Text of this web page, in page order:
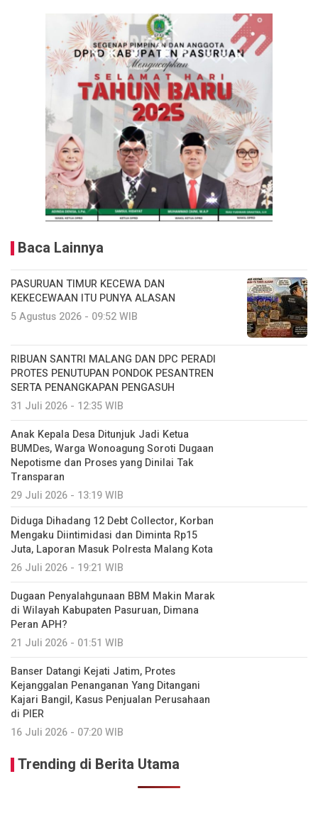
Baca Lainnya
PASURUAN TIMUR KECEWA DAN
KEKECEWAAN ITU PUNYA ALASAN
5 Agustus 2026 - 09:52 WIB
RIBUAN SANTRI MALANG DAN DPC PERADI
PROTES PENUTUPAN PONDOK PESANTREN
SERTA PENANGKAPAN PENGASUH
31 Juli 2026 - 12:35 WIB
Anak Kepala Desa Ditunjuk Jadi Ketua
BUMDes, Warga Wonoagung Soroti Dugaan
Nepotisme dan Proses yang Dinilai Tak
Transparan
29 Juli 2026 - 13:19 WIB
Diduga Dihadang 12 Debt Collector, Korban
Mengaku Diintimidasi dan Diminta Rp15
Juta, Laporan Masuk Polresta Malang Kota
26 Juli 2026 - 19:21 WIB
Dugaan Penyalahgunaan BBM Makin Marak
di Wilayah Kabupaten Pasuruan, Dimana
Peran APH?
21 Juli 2026 - 01:51 WIB
Banser Datangi Kejati Jatim, Protes
Kejanggalan Penanganan Yang Ditangani
Kajari Bangil, Kasus Penjualan Perusahaan
di PIER
16 Juli 2026 - 07:20 WIB
Trending di Berita Utama